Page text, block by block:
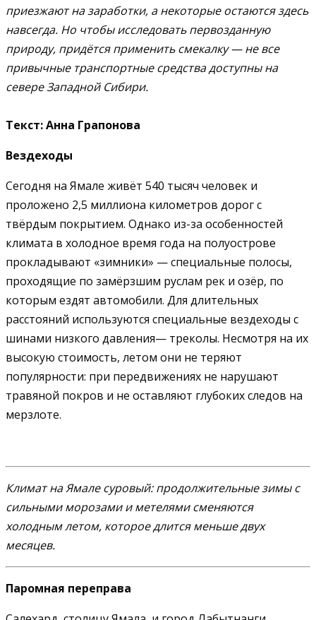
приезжают на заработки, а некоторые остаются здесь
навсегда. Но чтобы исследовать первозданную
природу, придётся применить смекалку — не все
привычные транспортные средства доступны на
севере Западной Сибири.
Текст: Анна Грапонова
Вездеходы
Сегодня на Ямале живёт 540 тысяч человек и
проложено 2,5 миллиона километров дорог с
твёрдым покрытием. Однако из-за особенностей
климата в холодное время года на полуострове
прокладывают «зимники» — специальные полосы,
проходящие по замёрзшим руслам рек и озёр, по
которым ездят автомобили. Для длительных
расстояний используются специальные вездеходы с
шинами низкого давления— треколы. Несмотря на их
высокую стоимость, летом они не теряют
популярности: при передвижениях не нарушают
травяной покров и не оставляют глубоких следов на
мерзлоте.
Климат на Ямале суровый: продолжительные зимы с
сильными морозами и метелями сменяются
холодным летом, которое длится меньше двух
месяцев.
Паромная переправа